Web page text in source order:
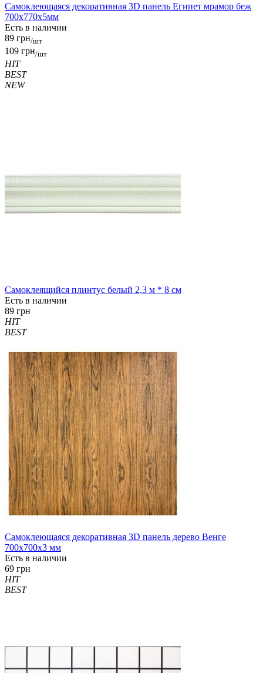
Самоклеющаяся декоративная 3D панель Египет мрамор беж
700x770x5мм
Есть в наличии
89 грн/шт
109 грн/шт
HIT
BEST
NEW
Самоклеящийся плинтус белый 2,3 м * 8 см
Есть в наличии
89 грн
HIT
BEST
Самоклеющаяся декоративная 3D панель дерево Венге
700x700x3 мм
Есть в наличии
69 грн
HIT
BEST